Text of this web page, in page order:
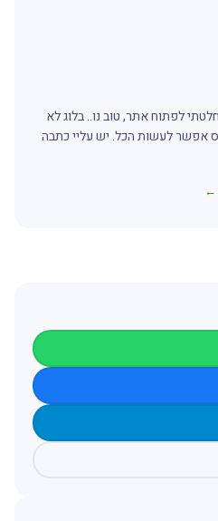
לפתוח אתר, טוב נו.. בלוג לא
לעשות הכל. יש עליי כתבה